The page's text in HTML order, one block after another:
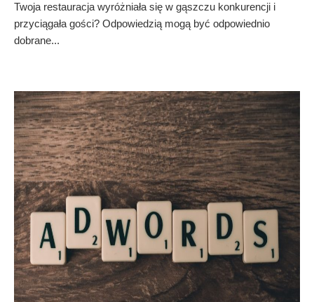
Twoja restauracja wyróżniała się w gąszczu konkurencji i
przyciągała gości? Odpowiedzią mogą być odpowiednio
dobrane...